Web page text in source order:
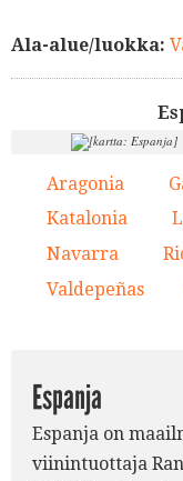
Ala-alue/luokka:
2.
Aragonia
Katalonia
Navarra
Valdepeñas
Espanja
Espanja on
viinintuottaja